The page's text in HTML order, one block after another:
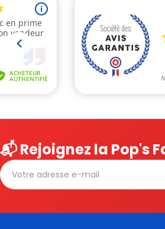
📬 Rejoignez la Pop's